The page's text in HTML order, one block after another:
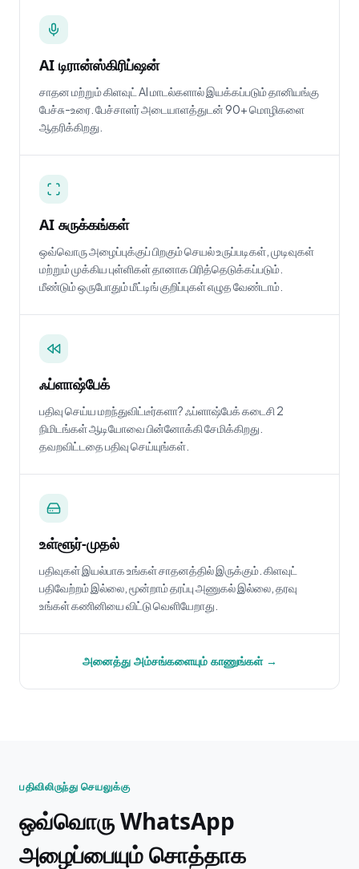
AI டிரான்ஸ்கிரிப்ஷன்
சாதன மற்றும் கிளவுட் AI மாடல்களால் இயக்கப்படும் தானியங்கு
பேச்சு-உரை. பேச்சாளர் அடையாளத்துடன் 90+ மொழிகளை
ஆதரிக்கிறது.
AI சுருக்கங்கள்
ஒவ்வொரு அழைப்புக்குப் பிறகும் செயல் உருப்படிகள், முடிவுகள்
மற்றும் முக்கிய புள்ளிகள் தானாக பிரித்தெடுக்கப்படும்.
மீண்டும் ஒருபோதும் மீட்டிங் குறிப்புகள் எழுத வேண்டாம்.
ஃப்ளாஷ்பேக்
பதிவு செய்ய மறந்துவிட்டீர்களா? ஃப்ளாஷ்பேக் கடைசி 2
நிமிடங்கள் ஆடியோவை பின்னோக்கி சேமிக்கிறது.
தவறவிட்டதை பதிவு செய்யுங்கள்.
உள்ளூர்-முதல்
பதிவுகள் இயல்பாக உங்கள் சாதனத்தில் இருக்கும். கிளவுட்
பதிவேற்றம் இல்லை, மூன்றாம் தரப்பு அணுகல் இல்லை, தரவு
உங்கள் கணினியை விட்டு வெளியேறாது.
அனைத்து அம்சங்களையும் காணுங்கள் →
பதிவிலிருந்து செயலுக்கு
ஒவ்வொரு WhatsApp
அழைப்பையும் சொத்தாக